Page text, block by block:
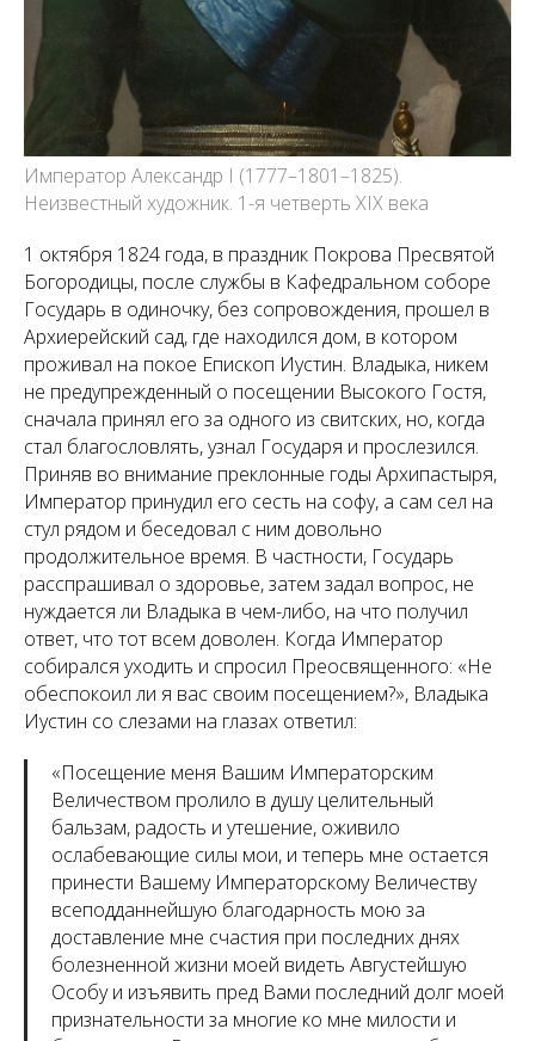
Император Александр I (1777–1801–1825).
Неизвестный художник. 1-я четверть XIX века
1 октября 1824 года, в праздник Покрова Пресвятой
Богородицы, после службы в Кафедральном соборе
Государь в одиночку, без сопровождения, прошел в
Архиерейский сад, где находился дом, в котором
проживал на покое Епископ Иустин. Владыка, никем
не предупрежденный о посещении Высокого Гостя,
сначала принял его за одного из свитских, но, когда
стал благословлять, узнал Государя и прослезился.
Приняв во внимание преклонные годы Архипастыря,
Император принудил его сесть на софу, а сам сел на
стул рядом и беседовал с ним довольно
продолжительное время. В частности, Государь
расспрашивал о здоровье, затем задал вопрос, не
нуждается ли Владыка в чем-либо, на что получил
ответ, что тот всем доволен. Когда Император
собирался уходить и спросил Преосвященного: «Не
обеспокоил ли я вас своим посещением?», Владыка
Иустин со слезами на глазах ответил:
«Посещение меня Вашим Императорским
Величеством пролило в душу целительный
бальзам, радость и утешение, оживило
ослабевающие силы мои, и теперь мне остается
принести Вашему Императорскому Величеству
всеподданнейшую благодарность мою за
доставление мне счастия при последних днях
болезненной жизни моей видеть Августейшую
Особу и изъявить пред Вами последний долг моей
признательности за многие ко мне милости и